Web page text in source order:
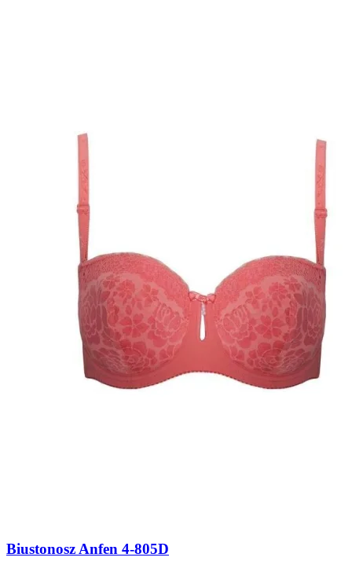
Biustonosz Anfen 4-805D